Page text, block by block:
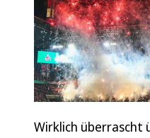
Wirklich überrascht